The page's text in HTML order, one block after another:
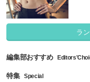
ラ
編集部おすすめ
特集 Special